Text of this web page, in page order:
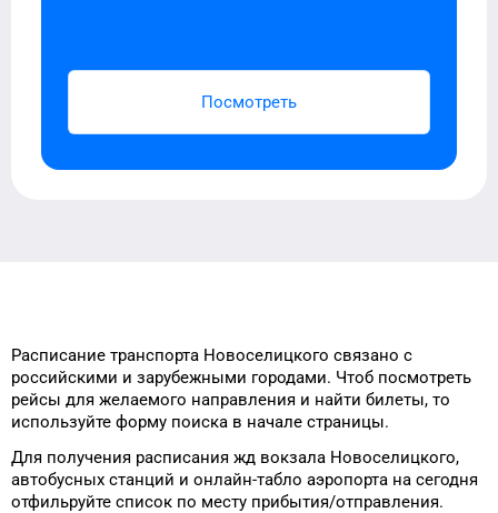
Посмотреть
Расписание транспорта Новоселицкого связано с
российскими и зарубежными городами. Чтоб посмотреть
рейсы для желаемого направления и найти билеты, то
используйте форму поиска в начале страницы.
Для получения расписания жд вокзала Новоселицкого,
автобусных станций и онлайн-табло аэропорта на сегодня
отфильруйте список по месту прибытия/отправления.